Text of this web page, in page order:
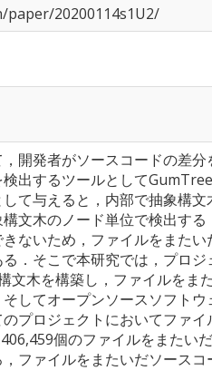
20200114s1U2/
開発者がソースコードの差
出するツールとして
て与えると，内部で抽象構
文木のノード単位で検出す
ないため，ファイルをまた
．そこで本研究では，プロ
文木を構築し，ファイルをま
してオープンソースソフト
プロジェクトにおいてファ
個のファイルをまたい
ファイルをまたいだソース